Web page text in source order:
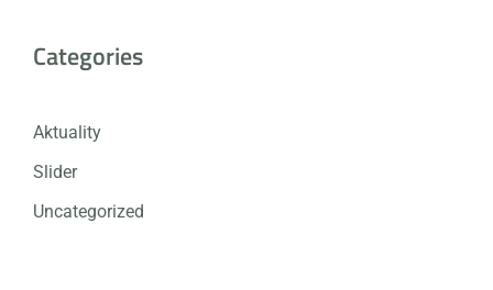
Categories
Aktuality
Slider
Uncategorized